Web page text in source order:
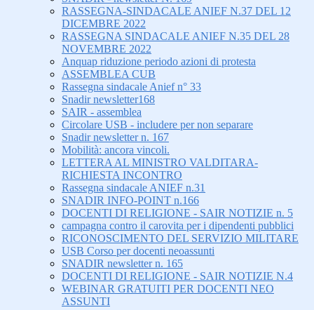
RASSEGNA-SINDACALE ANIEF N.37 DEL 12
DICEMBRE 2022
RASSEGNA SINDACALE ANIEF N.35 DEL 28
NOVEMBRE 2022
Anquap riduzione periodo azioni di protesta
ASSEMBLEA CUB
Rassegna sindacale Anief n° 33
Snadir newsletter168
SAIR - assemblea
Circolare USB - includere per non separare
Snadir newsletter n. 167
Mobilità: ancora vincoli.
LETTERA AL MINISTRO VALDITARA-
RICHIESTA INCONTRO
Rassegna sindacale ANIEF n.31
SNADIR INFO-POINT n.166
DOCENTI DI RELIGIONE - SAIR NOTIZIE n. 5
campagna contro il carovita per i dipendenti pubblici
RICONOSCIMENTO DEL SERVIZIO MILITARE
USB Corso per docenti neoassunti
SNADIR newsletter n. 165
DOCENTI DI RELIGIONE - SAIR NOTIZIE N.4
WEBINAR GRATUITI PER DOCENTI NEO
ASSUNTI